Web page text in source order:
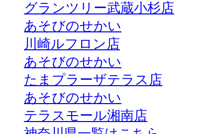
グランツリー武蔵小杉店
あそびのせかい
川崎ルフロン店
あそびのせかい
たまプラーザテラス店
あそびのせかい
テラスモール湘南店